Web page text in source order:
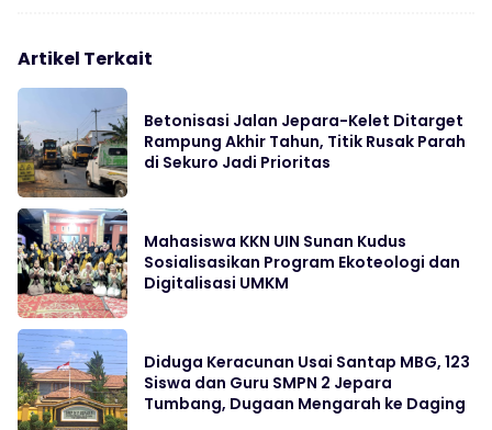
Artikel Terkait
Betonisasi Jalan Jepara-Kelet Ditarget
Rampung Akhir Tahun, Titik Rusak Parah
di Sekuro Jadi Prioritas
Mahasiswa KKN UIN Sunan Kudus
Sosialisasikan Program Ekoteologi dan
Digitalisasi UMKM
Diduga Keracunan Usai Santap MBG, 123
Siswa dan Guru SMPN 2 Jepara
Tumbang, Dugaan Mengarah ke Daging